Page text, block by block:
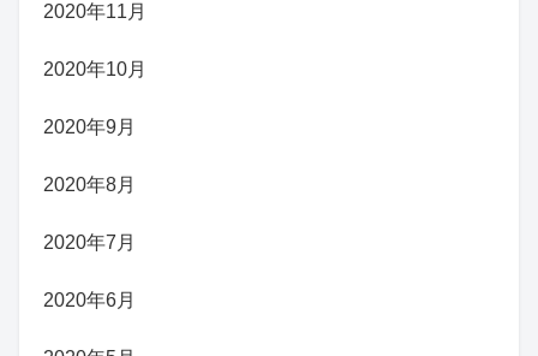
2020年11月
2020年10月
2020年9月
2020年8月
2020年7月
2020年6月